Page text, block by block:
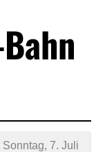
Sonntag, 7. Juli